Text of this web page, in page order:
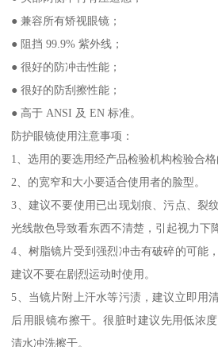
● 兼容所有矫视眼镜；
● 阻挡 99.9% 紫外线；
● 很好的防冲击性能；
● 很好的防刮擦性能；
● 高于 ANSI 及 EN 标准。
防护眼镜使用注意事项：
1、选用的要选用经产品检验机构检验合格
2、的宽窄和大小要适合使用者的脸型。
3、建议不要使用已出现划痕、污点、裂
光线散色导致看东西不清楚，引起视力下
4、树脂镜片受到强烈冲击有破碎的可能
建议不要在剧烈运动时使用。
5、当镜片附上汗水等污渍，建议立即用
后用眼镜布擦干。很脏时建议先用低浓
清水冲洗擦干。